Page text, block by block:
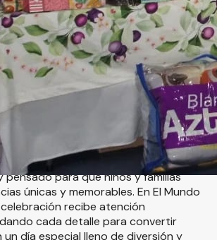
Estado de México Salón Infantil
es un divertido salón de fiestas
para crear celebraciones llenas de
inolvidables durante todo el
ideal para cumpleaños, piñatas,
infantiles, ofreciendo un ambiente
pensado para que niños y familias
únicas y memorables. En El Mundo
recibe atención
cada detalle para convertir
día especial lleno de diversión y